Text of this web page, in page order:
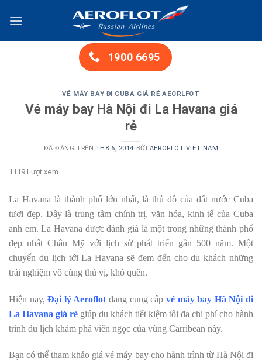
đến
1900 6695
VÉ MÁY BAY ĐI CUBA GIÁ RẺ AEORLFOT
Vé máy bay Hà Nội đi La Havana giá
rẻ
ĐÃ ĐĂNG TRÊN TH8 6, 2014 BỞI AEROFLOT VIET NAM
1119 Lượt xem
La Havana là thành phố lớn nhất, là thủ đô của đất nước Cuba
tươi đẹp. Đây là trung tâm chính trị, văn hóa, kinh tế của Cuba
anh em. La Havana được đánh giá là một trong những thành phố
đẹp nhất Châu Mỹ với lịch sử phát triển gần 500 năm. Một
chuyến du lịch tới La Havana sẽ đem đến cho du khách những
trải nghiệm vô cùng thú vị, khó quên.
Hiện nay,Đại lý Aeroflot đang cung cấp vé máy bay Hà Nội đi
La Havana giá rẻ giúp du khách tiết kiệm tối đa chi phí cho hành
trình du lịch khám phá viên ngọc của vùng Carribean này.
Bạn có thể tham khảo giá vé máy bay cho hành trình từ Hà Nội đi